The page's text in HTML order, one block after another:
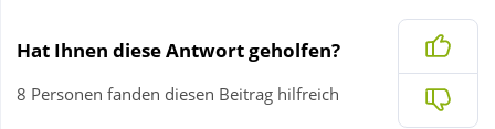
Sanitätshaus
Hat Ihnen diese Antwort geholfen?
8 Personen fanden diesen Beitrag hilfreich
Ja
Nein